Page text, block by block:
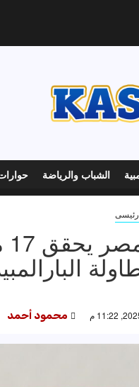
الشباب والرياضة
رئيسى
محمود أحمد